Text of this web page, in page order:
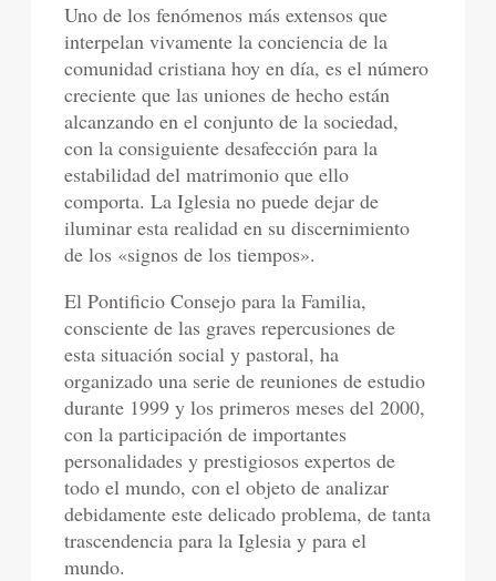
Uno de los fenómenos más extensos que
interpelan vivamente la conciencia de la
comunidad cristiana hoy en día, es el número
creciente que las uniones de hecho están
alcanzando en el conjunto de la sociedad,
con la consiguiente desafección para la
estabilidad del matrimonio que ello
comporta. La Iglesia no puede dejar de
iluminar esta realidad en su discernimiento
de los «signos de los tiempos».
El Pontificio Consejo para la Familia,
consciente de las graves repercusiones de
esta situación social y pastoral, ha
organizado una serie de reuniones de estudio
durante 1999 y los primeros meses del 2000,
con la participación de importantes
personalidades y prestigiosos expertos de
todo el mundo, con el objeto de analizar
debidamente este delicado problema, de tanta
trascendencia para la Iglesia y para el
mundo.